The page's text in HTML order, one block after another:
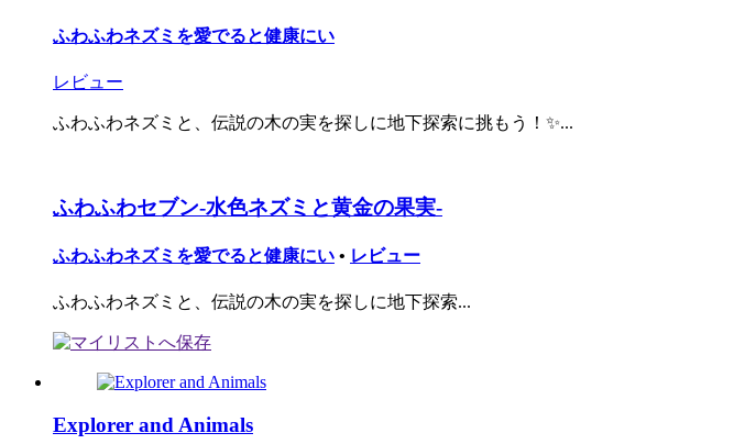
ふわふわネズミを愛でると健康にい
レビュー
ふわふわネズミと、伝説の木の実を探しに地下探索に挑もう！✨...
ふわふわセブン-水色ネズミと黄金の果実-
ふわふわネズミを愛でると健康にい • レビュー
ふわふわネズミと、伝説の木の実を探しに地下探索...
Explorer and Animals